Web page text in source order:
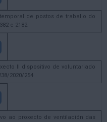
de postos de traballo do
e 2182
II dispositivo de voluntariado
2020/254
ao proxecto de ventilación das